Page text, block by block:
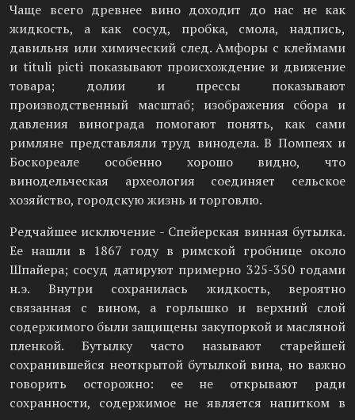
Чаще всего древнее вино доходит до нас не как
жидкость, а как сосуд, пробка, смола, надпись,
давильня или химический след. Амфоры с клеймами
и tituli picti показывают происхождение и движение
товара; долии и прессы показывают
производственный масштаб; изображения сбора и
давления винограда помогают понять, как сами
римляне представляли труд винодела. В Помпеях и
Боскореале особенно хорошо видно, что
винодельческая археология соединяет сельское
хозяйство, городскую жизнь и торговлю.
Редчайшее исключение - Спейерская винная бутылка.
Ее нашли в 1867 году в римской гробнице около
Шпайера; сосуд датируют примерно 325-350 годами
н.э. Внутри сохранилась жидкость, вероятно
связанная с вином, а горлышко и верхний слой
содержимого были защищены закупоркой и масляной
пленкой. Бутылку часто называют старейшей
сохранившейся неоткрытой бутылкой вина, но важно
говорить осторожно: ее не открывают ради
сохранности, содержимое не является напитком в